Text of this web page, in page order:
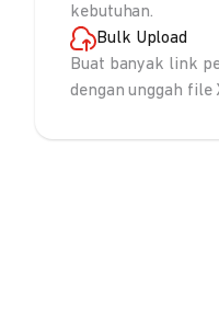
kebutuhan.
Bulk Upload
Buat banyak link
dengan unggah file